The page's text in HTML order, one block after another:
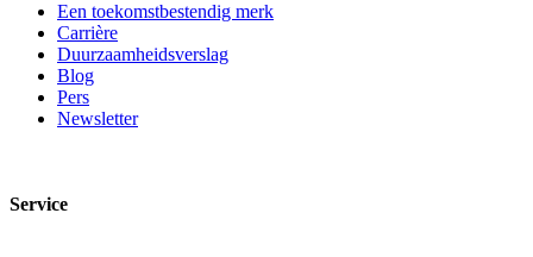
Een toekomstbestendig merk
Carrière
Duurzaamheidsverslag
Blog
Pers
Newsletter
Service